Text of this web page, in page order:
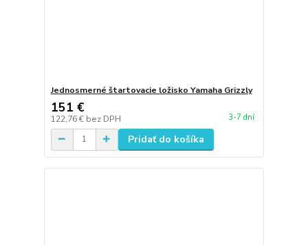
Jednosmerné štartovacie ložisko Yamaha Grizzly
151 €
122,76 € bez DPH 3-7 dní
Pridať do košíka